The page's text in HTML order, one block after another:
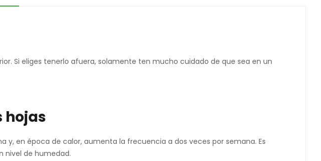
Si eliges tenerlo afuera, solamente ten mucho cuidado de que sea en un
hojas
y, en época de calor, aumenta la frecuencia a dos veces por semana. Es
nivel de humedad.